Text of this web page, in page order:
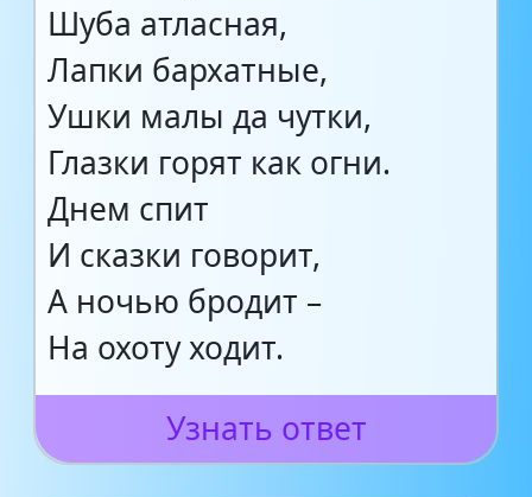
Шуба атласная,
Лапки бархатные,
Ушки малы да чутки,
Глазки горят как огни.
Днем спит
И сказки говорит,
А ночью бродит –
На охоту ходит.
Узнать ответ